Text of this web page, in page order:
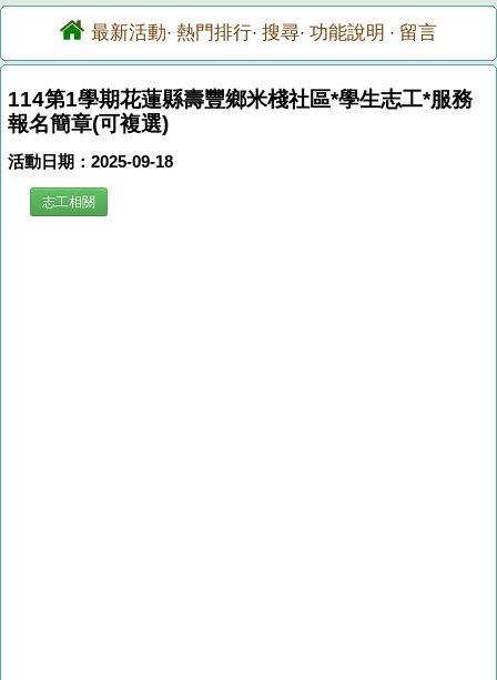
最新活動· 熱門排行· 搜尋· 功能說明 · 留言
114第1學期花蓮縣壽豐鄉米棧社區*學生志工*服務
報名簡章(可複選)
活動日期：2025-09-18
志工相關